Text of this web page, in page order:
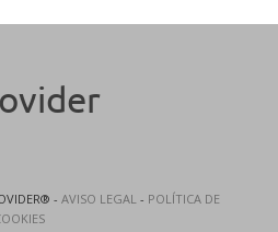
- AVISO LEGAL - POLÍTICA DE